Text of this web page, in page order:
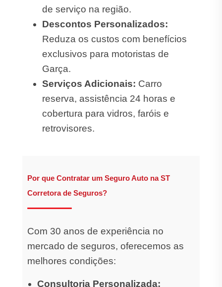
de serviço na região.
Descontos Personalizados:
Reduza os custos com benefícios
exclusivos para motoristas de
Garça.
Serviços Adicionais: Carro
reserva, assistência 24 horas e
cobertura para vidros, faróis e
retrovisores.
Por que Contratar um Seguro Auto na ST
Corretora de Seguros?
Com 30 anos de experiência no
mercado de seguros, oferecemos as
melhores condições:
Consultoria Personalizada: